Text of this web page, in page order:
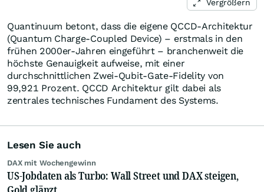
Vergrößern
Quantinuum betont, dass die eigene QCCD-Architektur
(Quantum Charge-Coupled Device) – erstmals in den
frühen 2000er-Jahren eingeführt – branchenweit die
höchste Genauigkeit aufweise, mit einer
durchschnittlichen Zwei-Qubit-Gate-Fidelity von
99,921 Prozent. QCCD Architektur gilt dabei als
zentrales technisches Fundament des Systems.
Lesen Sie auch
DAX mit Wochengewinn
US-Jobdaten als Turbo: Wall Street und DAX steigen,